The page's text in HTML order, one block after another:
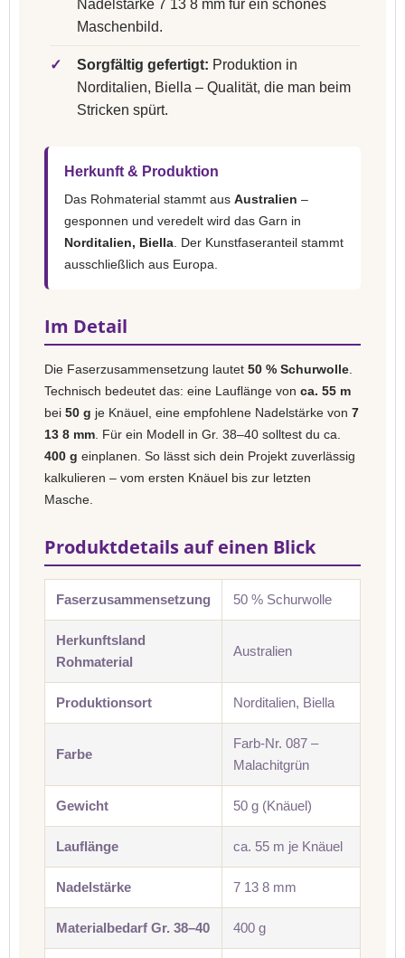
Nadelstärke 7 13 8 mm für ein schönes
Maschenbild.
✓ Sorgfältig gefertigt: Produktion in
Norditalien, Biella – Qualität, die man beim
Stricken spürt.
Herkunft & Produktion
Das Rohmaterial stammt aus Australien –
gesponnen und veredelt wird das Garn in
Norditalien, Biella . Der Kunstfaseranteil stammt
ausschließlich aus Europa.
Im Detail
Die Faserzusammensetzung lautet 50 % Schurwolle
Technisch bedeutet das: eine Lauflänge von ca. 55 m
bei 50 g je Knäuel, eine empfohlene Nadelstärke von 7
13 8 mm . Für ein Modell in Gr. 38–40 solltest du ca.
400 g einplanen. So lässt sich dein Projekt zuverlässig
kalkulieren – vom ersten Knäuel bis zur letzten
Masche.
Produktdetails auf einen Blick
Faserzusammensetzung 50 % Schurwolle
Herkunftsland
Rohmaterial
Australien
Produktionsort Norditalien, Biella
Farbe
Farb-Nr. 087 –
Malachitgrün
Gewicht 50 g (Knäuel)
Lauflänge ca. 55 m je Knäuel
Nadelstärke 7 13 8 mm
Materialbedarf Gr. 38–40 400 g